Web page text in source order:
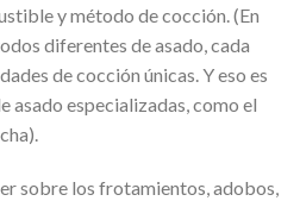
y método de cocción. (En
diferentes de asado, cada
de cocción únicas. Y eso es
asado especializadas, como el
sobre los frotamientos, adobos,